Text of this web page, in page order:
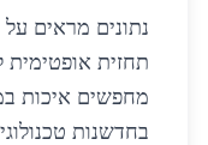
תחזית אופטימית
בחדשנות